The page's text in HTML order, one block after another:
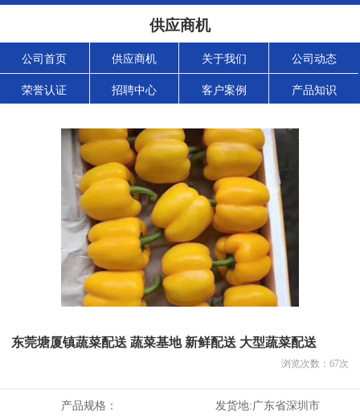
供应商机
公司首页 供应商机 关于我们 公司动态
荣誉认证 招聘中心 客户案例 产品知识
东莞塘厦镇蔬菜配送 蔬菜基地 新鲜配送 大型蔬菜配送
浏览次数： 67次
产品规格： 发货地:广东省深圳市